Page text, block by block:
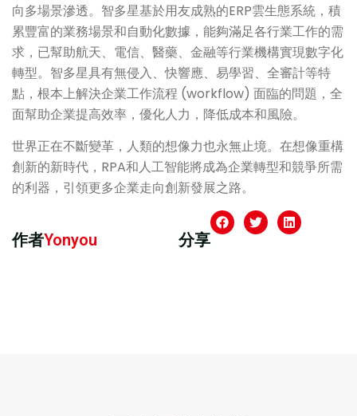
向多場景滲透。智多星基於用友成熟的ERP雲生態系統，積
累豐富的業務場景和自動化數據，能夠滿足各行業工作的需
求，已幫助航天、電信、醫藥、金融等行業機構實現數字化
轉型。智多星具有無侵入、快響應、易學習、全審計等特
點，根本上解決企業工作流程 (workflow) 面臨的問題，全
面幫助企業提高效率，優化人力，降低成本和風險。
世界正在不斷變革，人類的想像力也永無止境。在想像重構
創新的新時代，RPA和人工智能將成為企業轉型和競爭所需
的利器，引領更多企業走向創新發展之路。
作者Yonyou 分享